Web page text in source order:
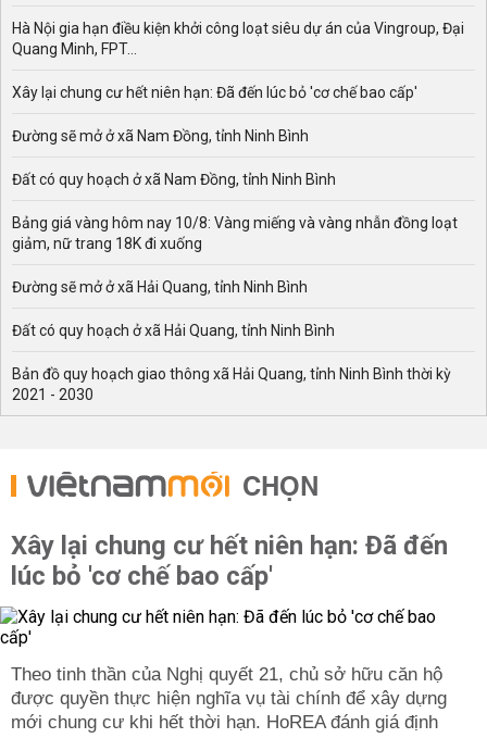
Hà Nội gia hạn điều kiện khởi công loạt siêu dự án của Vingroup, Đại
Quang Minh, FPT...
Xây lại chung cư hết niên hạn: Đã đến lúc bỏ 'cơ chế bao cấp'
Đường sẽ mở ở xã Nam Đồng, tỉnh Ninh Bình
Đất có quy hoạch ở xã Nam Đồng, tỉnh Ninh Bình
Bảng giá vàng hôm nay 10/8: Vàng miếng và vàng nhẫn đồng loạt
giảm, nữ trang 18K đi xuống
Đường sẽ mở ở xã Hải Quang, tỉnh Ninh Bình
Đất có quy hoạch ở xã Hải Quang, tỉnh Ninh Bình
Bản đồ quy hoạch giao thông xã Hải Quang, tỉnh Ninh Bình thời kỳ
2021 - 2030
CHỌN
Xây lại chung cư hết niên hạn: Đã đến
lúc bỏ 'cơ chế bao cấp'
Theo tinh thần của Nghị quyết 21, chủ sở hữu căn hộ
được quyền thực hiện nghĩa vụ tài chính để xây dựng
mới chung cư khi hết thời hạn. HoREA đánh giá định